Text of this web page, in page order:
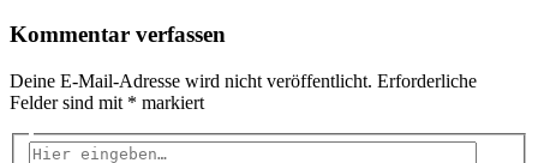
Kommentar verfassen
Deine E-Mail-Adresse wird nicht veröffentlicht. Erforderliche
Felder sind mit * markiert
Hier